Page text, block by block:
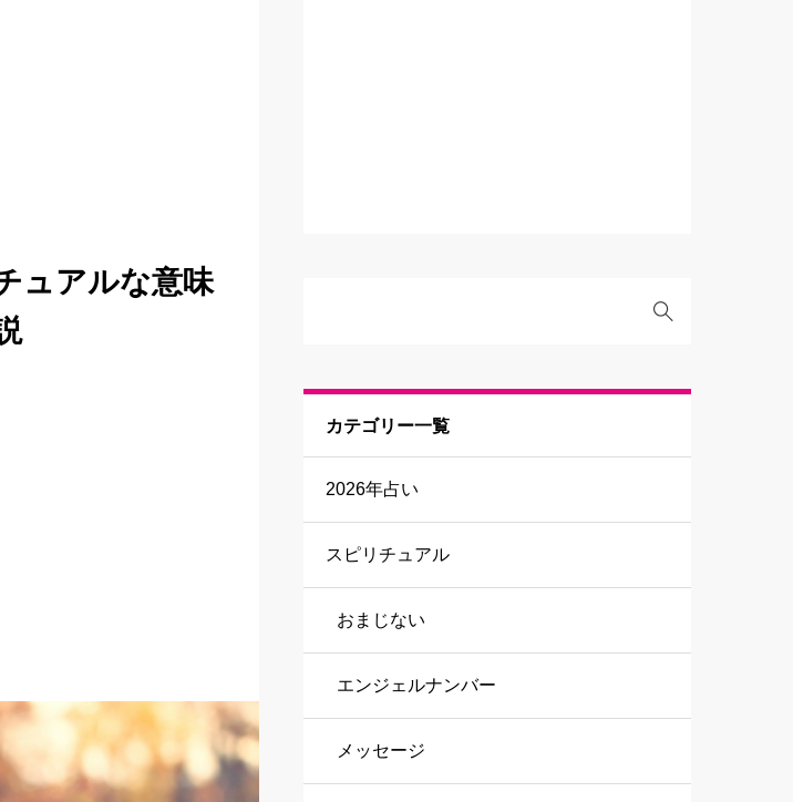
ュアルな意味
カテゴリー一覧
2026年占い
スピリチュアル
おまじない
エンジェルナンバー
メッセージ